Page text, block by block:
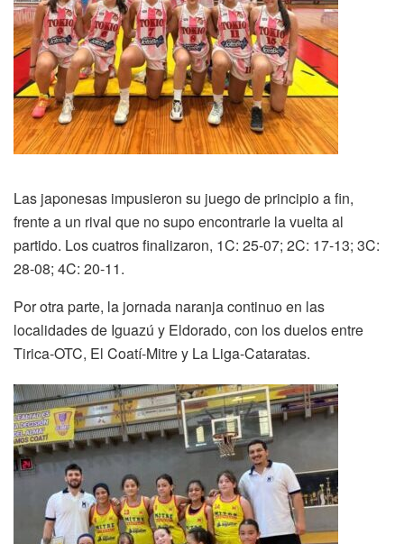
Las japonesas impusieron su juego de principio a fin,
frente a un rival que no supo encontrarle la vuelta al
partido. Los cuatros finalizaron, 1C: 25-07; 2C: 17-13; 3C:
28-08; 4C: 20-11.
Por otra parte, la jornada naranja continuo en las
localidades de Iguazú y Eldorado, con los duelos entre
Tirica-OTC, El Coatí-Mitre y La Liga-Cataratas.